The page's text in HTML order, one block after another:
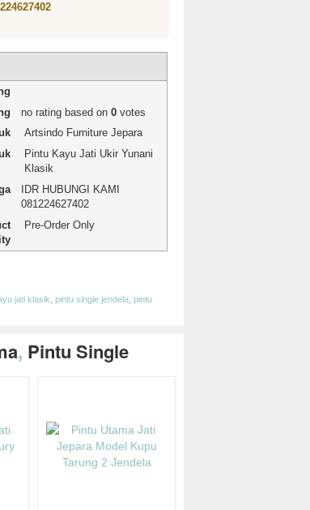
no rating based on0 votes
Artsindo Furniture Jepara
Pintu Kayu Jati Ukir Yunani
Klasik
IDR HUBUNGI KAMI
081224627402
Pre-Order Only
jati klasik pintu single jendela pintu
, Pintu Single